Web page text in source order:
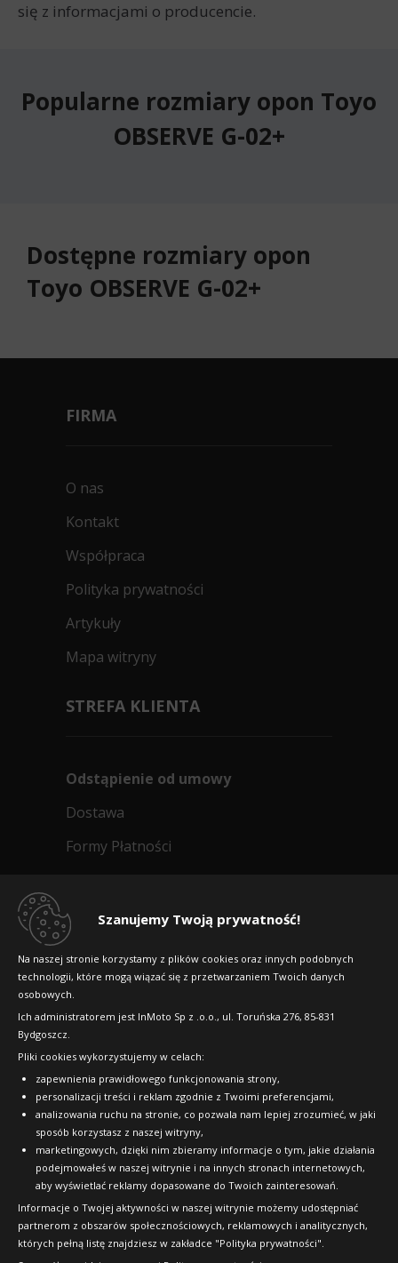
Szanujemy Twoją prywatność!
Na naszej stronie korzystamy z plików cookies oraz innych podobnych
technologii, które mogą wiązać się z przetwarzaniem Twoich danych
osobowych.
Ich administratorem jest InMoto Sp z .o.o., ul. Toruńska 276, 85-831
Bydgoszcz.
Pliki cookies wykorzystujemy w celach:
zapewnienia prawidłowego funkcjonowania strony,
personalizacji treści i reklam zgodnie z Twoimi preferencjami,
analizowania ruchu na stronie, co pozwala nam lepiej zrozumieć, w jaki
sposób korzystasz z naszej witryny,
marketingowych, dzięki nim zbieramy informacje o tym, jakie działania
podejmowałeś w naszej witrynie i na innych stronach internetowych,
aby wyświetlać reklamy dopasowane do Twoich zainteresowań.
Informacje o Twojej aktywności w naszej witrynie możemy udostępniać
partnerom z obszarów społecznościowych, reklamowych i analitycznych,
których pełną listę znajdziesz w zakładce "Polityka prywatności".
się z informacjami o producencie.
Popularne rozmiary opon Toyo
OBSERVE G-02+
Dostępne rozmiary opon
Toyo OBSERVE G-02+
FIRMA
O nas
Kontakt
Współpraca
Polityka prywatności
Artykuły
Mapa witryny
STREFA KLIENTA
Odstąpienie od umowy
Dostawa
Formy Płatności
Dlaczego warto kupić w 24opony.pl
Raty
FAQ
OFICJALNY PARTNER